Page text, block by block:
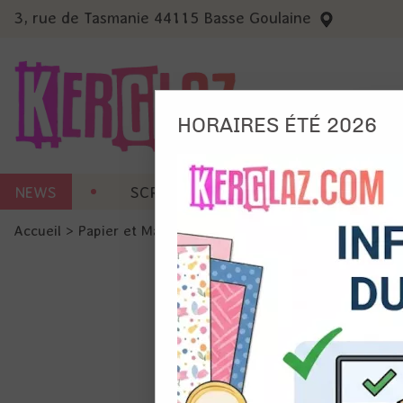
3, rue de Tasmanie 44115 Basse Goulaine
NEWS SCRAP CARTERIE MACHINES
Accueil > Papier et Matière BAZZILL
Ils
et du
précises
Si vous
de la
HORAIRES ÉTÉ 2026